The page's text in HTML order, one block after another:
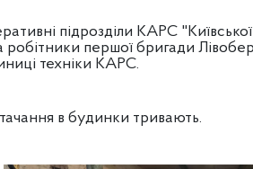
підрозділи КАРС
робітники першої бригади
техніки КАРС.
в будинки тривають.